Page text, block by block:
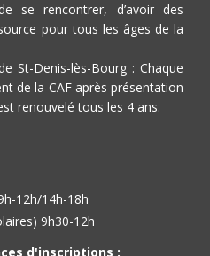
se rencontrer, d’avoir des
pour tous les âges de la
St-Denis-lès-Bourg : Chaque
de la CAF après présentation
renouvelé tous les 4 ans.
12h/14h-18h
9h30-12h
d'inscriptions :